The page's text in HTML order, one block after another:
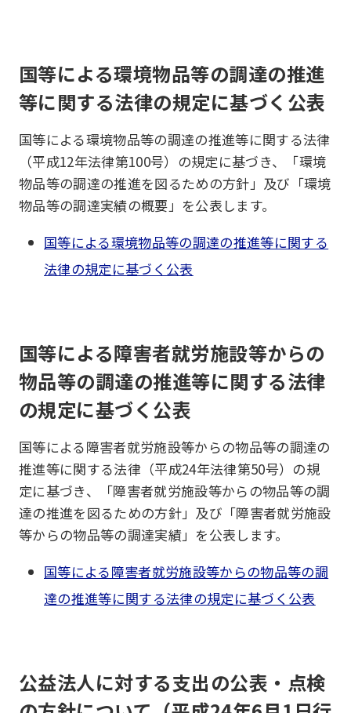
国等による環境物品等の調達の推進
等に関する法律の規定に基づく公表
国等による環境物品等の調達の推進等に関する法律
（平成12年法律第100号）の規定に基づき、「環境
物品等の調達の推進を図るための方針」及び「環境
物品等の調達実績の概要」を公表します。
国等による環境物品等の調達の推進等に関する
法律の規定に基づく公表
国等による障害者就労施設等からの
物品等の調達の推進等に関する法律
の規定に基づく公表
国等による障害者就労施設等からの物品等の調達の
推進等に関する法律（平成24年法律第50号）の規
定に基づき、「障害者就労施設等からの物品等の調
達の推進を図るための方針」及び「障害者就労施設
等からの物品等の調達実績」を公表します。
国等による障害者就労施設等からの物品等の調
達の推進等に関する法律の規定に基づく公表
公益法人に対する支出の公表・点検